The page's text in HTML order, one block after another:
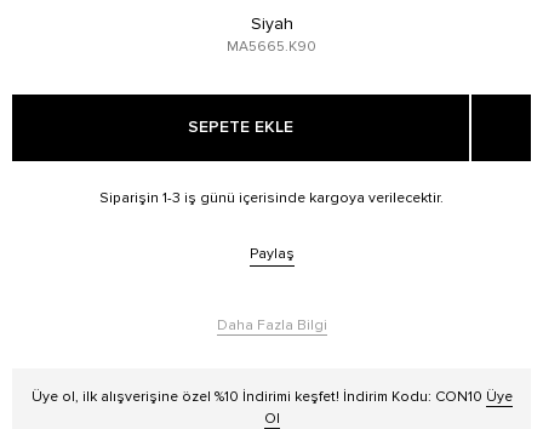
Siyah
MA5665.K90
SEPETE EKLE
Siparişin 1-3 iş günü içerisinde kargoya verilecektir.
Paylaş
Daha Fazla Bilgi
Üye ol, ilk alışverişine özel %10 İndirimi keşfet! İndirim Kodu: CON10 Üye
Ol